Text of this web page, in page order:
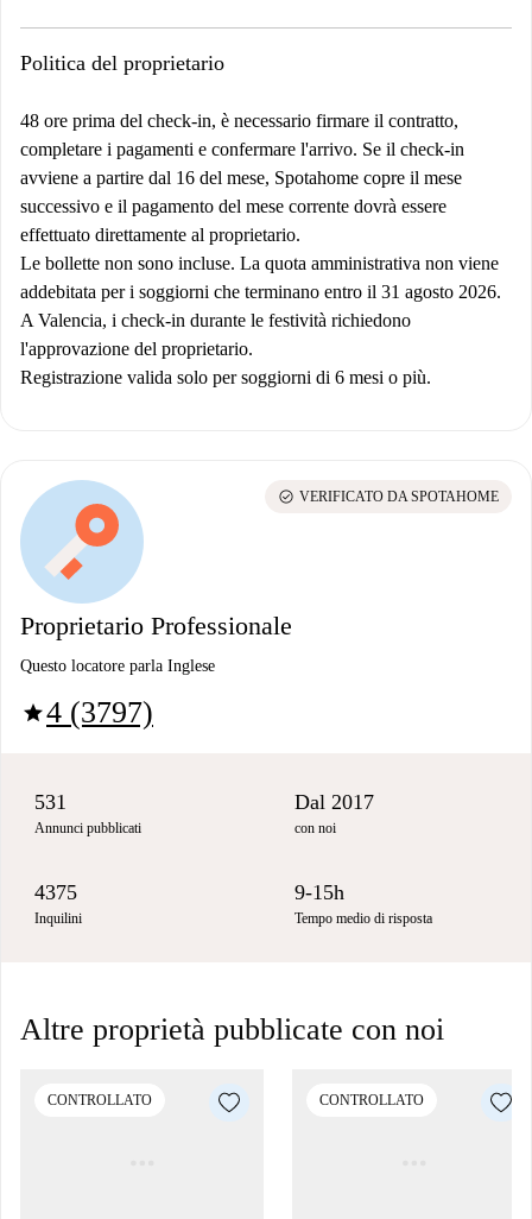
Politica del proprietario
48 ore prima del check-in, è necessario firmare il contratto,
completare i pagamenti e confermare l'arrivo. Se il check-in
avviene a partire dal 16 del mese, Spotahome copre il mese
successivo e il pagamento del mese corrente dovrà essere
effettuato direttamente al proprietario.
Le bollette non sono incluse. La quota amministrativa non viene
addebitata per i soggiorni che terminano entro il 31 agosto 2026.
A Valencia, i check-in durante le festività richiedono
l'approvazione del proprietario.
Registrazione valida solo per soggiorni di 6 mesi o più.
Proprietario Professionale
Questo locatore parla Inglese
star4 (3797)
check_circle VERIFICATO DA SPOTAHOME
531
Annunci pubblicati
Dal 2017
con noi
4375
Inquilini
9-15h
Tempo medio di risposta
Altre proprietà pubblicate con noi
CONTROLLATO CONTROLLATO